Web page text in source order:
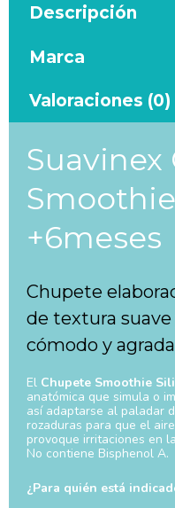
Descripción
Marca
Valoraciones (0)
Suavinex
+6meses
Chupete
de textura suave
cómodo y
El Chupete Smoothie
anatómica que simula o
así adaptarse al paladar
rozaduras para que el
provoque irritaciones en
No contiene Bisphenol A.
¿Para quién está